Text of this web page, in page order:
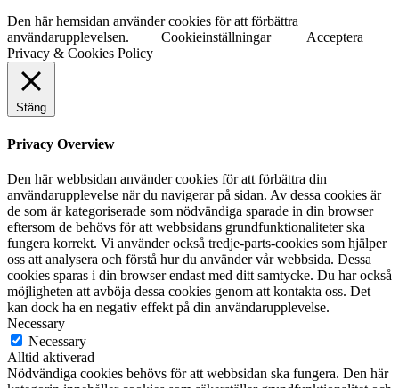
Den här hemsidan använder cookies för att förbättra
användarupplevelsen.
Cookieinställningar
Acceptera
Privacy & Cookies Policy
Stäng
Privacy Overview
Den här webbsidan använder cookies för att förbättra din
användarupplevelse när du navigerar på sidan. Av dessa cookies är
de som är kategoriserade som nödvändiga sparade in din browser
eftersom de behövs för att webbsidans grundfunktionaliteter ska
fungera korrekt. Vi använder också tredje-parts-cookies som hjälper
oss att analysera och förstå hur du använder vår webbsida. Dessa
cookies sparas i din browser endast med ditt samtycke. Du har också
möjligheten att avböja dessa cookies genom att kontakta oss. Det
kan dock ha en negativ effekt på din användarupplevelse.
Necessary
Necessary
Alltid aktiverad
Nödvändiga cookies behövs för att webbsidan ska fungera. Den här